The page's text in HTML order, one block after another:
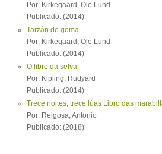
Por: Kirkegaard, Ole Lund
Publicado: (2014)
Tarzán de goma
Por: Kirkegaard, Ole Lund
Publicado: (2014)
O libro da selva
Por: Kipling, Rudyard
Publicado: (2014)
Trece noites, trece lúas Libro das
Por: Reigosa, Antonio
Publicado: (2018)